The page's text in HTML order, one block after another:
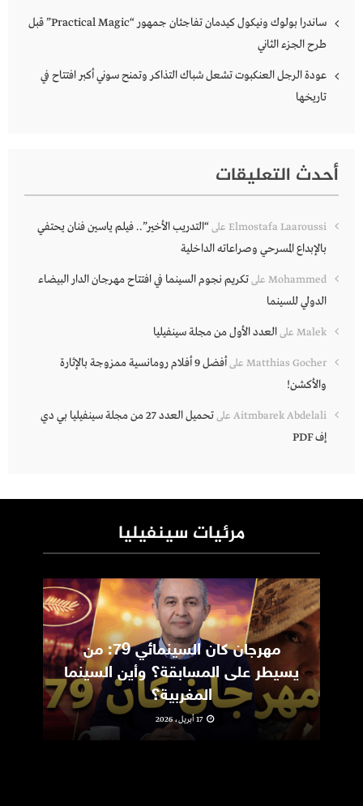
ساندرا بولوك ونيكول كيدمان تفاجئان جمهور “Practical Magic” قبل
طرح الجزء الثاني
عودة الرجل العنكبوت تشعل شباك التذاكر وتمنح سوني أكبر افتتاح في
تاريخها
أحدث التعليقات
Elmostafa Laaroussi على“التدريب الأخير”.. فيلم ياسين فنان يحتفي
بالإبداع المسرحي وصراعاته الداخلية
Mohammed علىتكريم نجوم السينما في افتتاح مهرجان الدار البيضاء
الدولي للسينما
Malek علىالعدد الأول من مجلة سينفيليا
Matthias Gocher على
أفضل 9 أفلام رومانسية ممزوجة بالإثارة
والأكشن!
Aitmbarek Abdelali على
تحميل العدد 27 من مجلة سينفيليا بي دي
إف PDF
مرئيات سينفيليا
مهرجان كان السينمائي 79: من
يسيطر على المسابقة؟ وأين السينما
المغربية؟
17 أبريل، 2026